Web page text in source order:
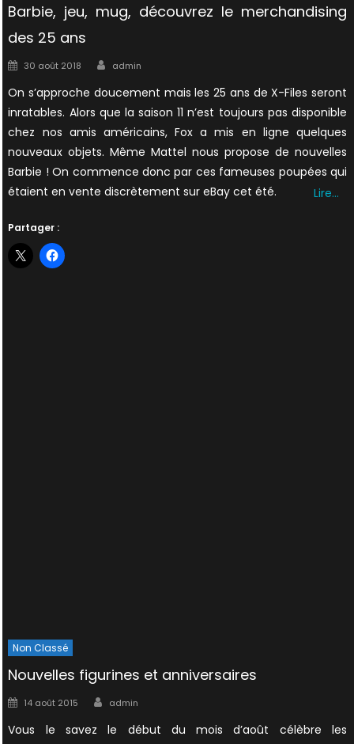
Barbie, jeu, mug, découvrez le merchandising
des 25 ans
Posted
30 août 2018 Author
admin
On s’approche doucement mais les 25 ans de X-Files seront
inratables. Alors que la saison 11 n’est toujours pas disponible
chez nos amis américains, Fox a mis en ligne quelques
nouveaux objets. Même Mattel nous propose de nouvelles
Barbie ! On commence donc par ces fameuses poupées qui
étaient en vente discrètement sur eBay cet été.
Lire…
Partager :
Non Classé
Nouvelles figurines et anniversaires
Posted
14 août 2015 Author
admin
Vous le savez le début du mois d’août célèbre les